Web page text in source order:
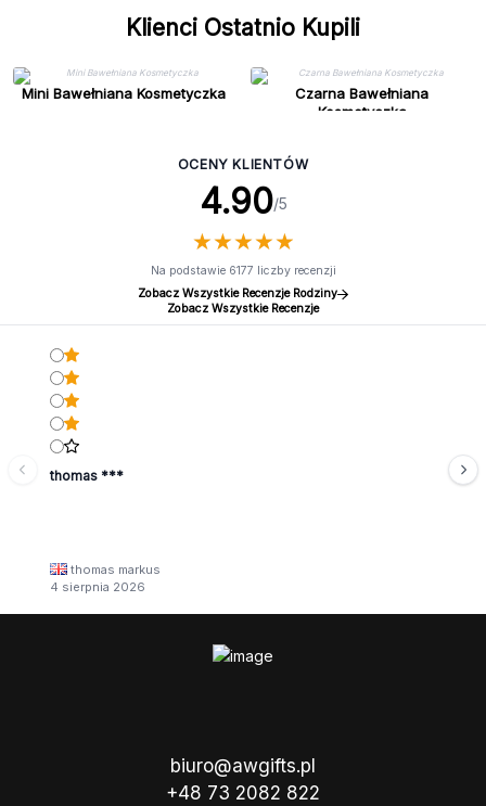
Klienci Ostatnio Kupili
Mini Bawełniana Kosmetyczka
Czarna Bawełniana
Kosmetyczka
OCENY KLIENTÓW
4.90/5
★★★★★
★★★★★
Na podstawie 6177 liczby recenzji
Zobacz Wszystkie Recenzje Rodziny
Zobacz Wszystkie Recenzje
thomas ***
thomas markus
4 sierpnia 2026
biuro@awgifts.pl
+48 73 2082 822